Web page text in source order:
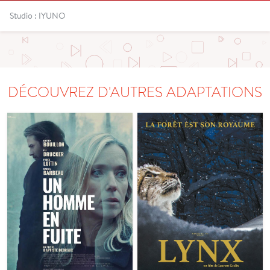
Studio : IYUNO
DÉCOUVREZ D'AUTRES ADAPTATIONS